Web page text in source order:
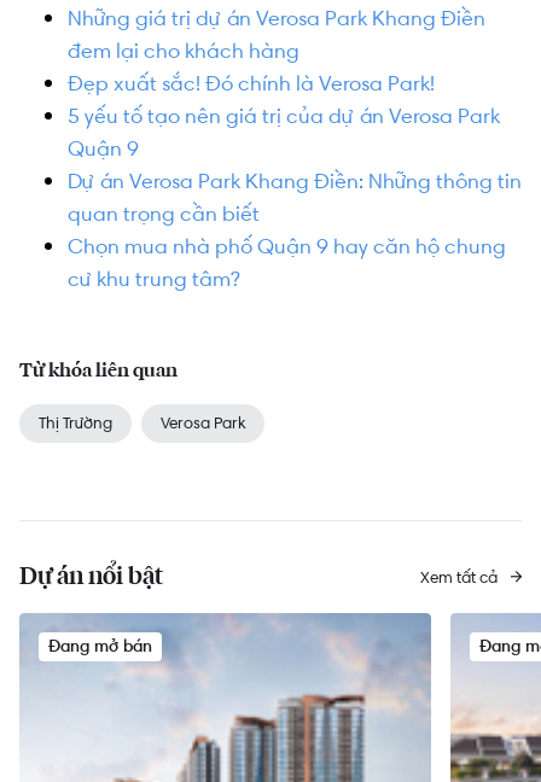
Những giá trị dự án Verosa Park Khang Điền
đem lại cho khách hàng
Đẹp xuất sắc! Đó chính là Verosa Park!
5 yếu tố tạo nên giá trị của dự án Verosa Park
Quận 9
Dự án Verosa Park Khang Điền: Những thông tin
quan trọng cần biết
Chọn mua nhà phố Quận 9 hay căn hộ chung
cư khu trung tâm?
Từ khóa liên quan
Thị Trường Verosa Park
Dự án nổi bật Xem tất cả
Đang mở bán Đang